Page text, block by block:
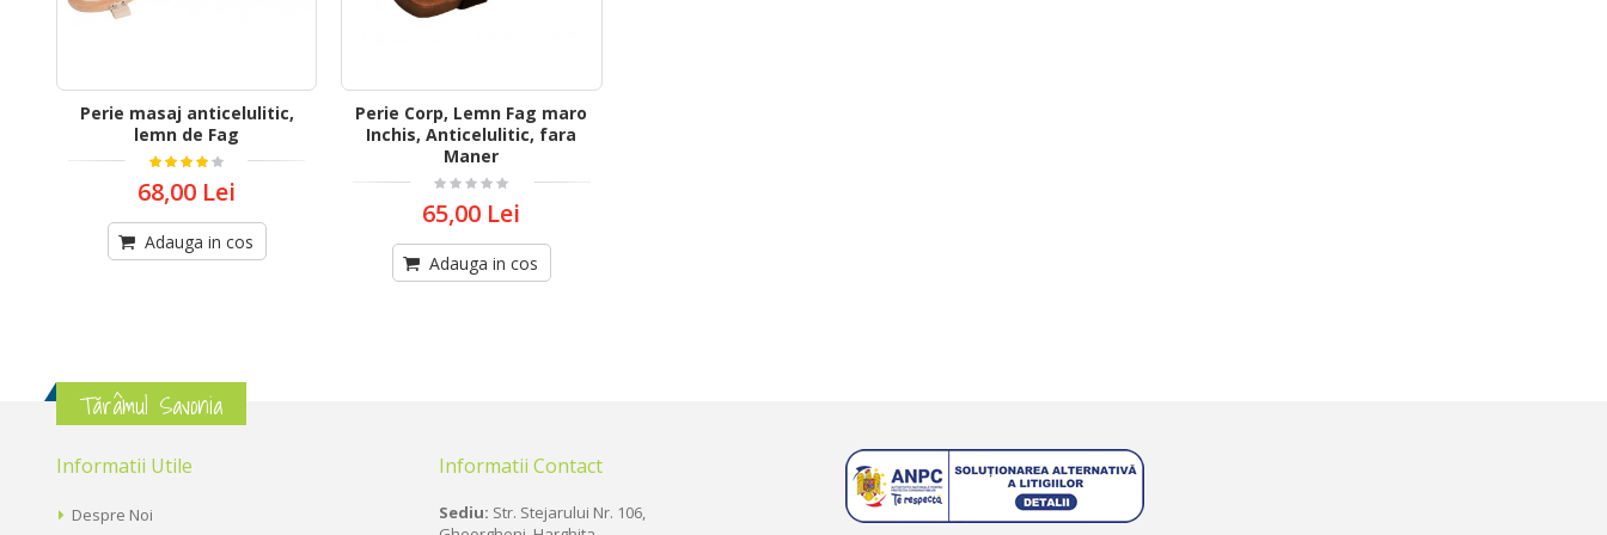
Perie masaj anticelulitic,
lemn de Fag
68,00 Lei
Adauga in cos
Perie Corp, Lemn Fag maro
Inchis, Anticelulitic, fara
Maner
65,00 Lei
Adauga in cos
Tărâmul Savonia
Informatii Utile
Despre Noi
Informatii Contact
Sediu: Str. Stejarului Nr. 106,